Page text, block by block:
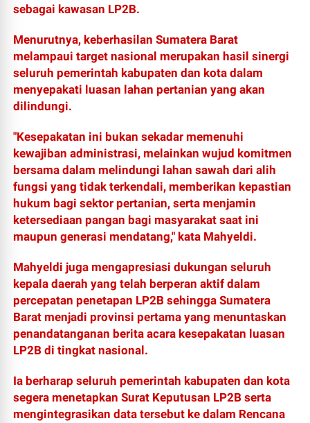
sebagai kawasan LP2B.
Menurutnya, keberhasilan Sumatera Barat
melampaui target nasional merupakan hasil sinergi
seluruh pemerintah kabupaten dan kota dalam
menyepakati luasan lahan pertanian yang akan
dilindungi.
"Kesepakatan ini bukan sekadar memenuhi
kewajiban administrasi, melainkan wujud komitmen
bersama dalam melindungi lahan sawah dari alih
fungsi yang tidak terkendali, memberikan kepastian
hukum bagi sektor pertanian, serta menjamin
ketersediaan pangan bagi masyarakat saat ini
maupun generasi mendatang," kata Mahyeldi.
Mahyeldi juga mengapresiasi dukungan seluruh
kepala daerah yang telah berperan aktif dalam
percepatan penetapan LP2B sehingga Sumatera
Barat menjadi provinsi pertama yang menuntaskan
penandatanganan berita acara kesepakatan luasan
LP2B di tingkat nasional.
Ia berharap seluruh pemerintah kabupaten dan kota
segera menetapkan Surat Keputusan LP2B serta
mengintegrasikan data tersebut ke dalam Rencana